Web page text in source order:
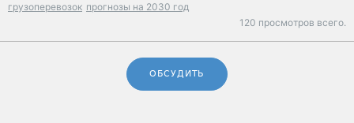
грузоперевозок прогнозы на 2030 год
120 просмотров всего.
ОБСУДИТЬ